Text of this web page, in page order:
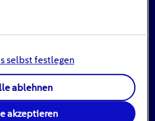
für Photovoltaik-
selbst festlegen
ablehnen
akzeptieren